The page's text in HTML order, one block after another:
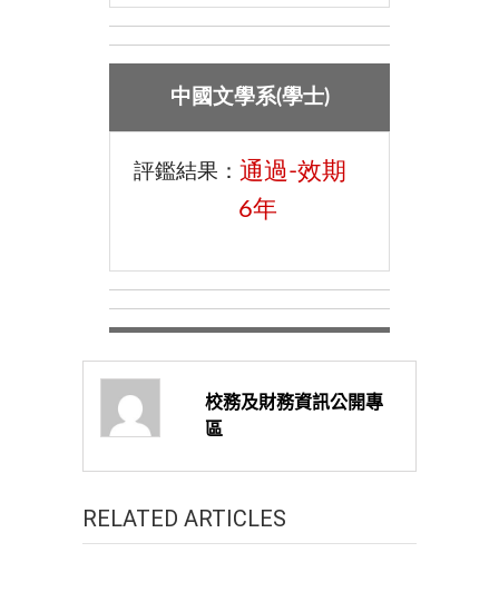
校務及財務資訊公開專
區
RELATED ARTICLES